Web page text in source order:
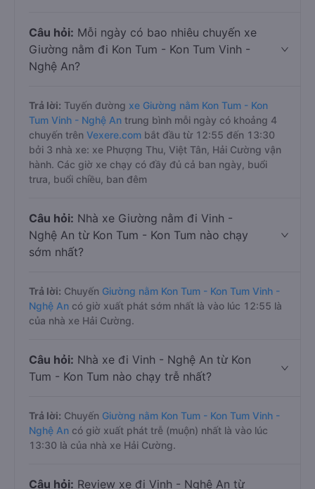
Câu hỏi: Mỗi ngày có bao nhiêu chuyến xe
Giường nằm đi Kon Tum - Kon Tum Vinh -
Nghệ An?
Trả lời: Tuyến đường xe Giường nằm Kon Tum - Kon
Tum Vinh - Nghệ An trung bình mỗi ngày có khoảng 4
chuyến trên Vexere.com bắt đầu từ 12:55 đến 13:30
bởi 3 nhà xe: xe Phượng Thu, Việt Tân, Hải Cường vận
hành. Các giờ xe chạy có đầy đủ cả ban ngày, buổi
trưa, buổi chiều, ban đêm
Câu hỏi: Nhà xe Giường nằm đi Vinh -
Nghệ An từ Kon Tum - Kon Tum nào chạy
sớm nhất?
Trả lời: Chuyến Giường nằm Kon Tum - Kon Tum Vinh -
Nghệ An có giờ xuất phát sớm nhất là vào lúc 12:55 là
của nhà xe Hải Cường.
Câu hỏi: Nhà xe đi Vinh - Nghệ An từ Kon
Tum - Kon Tum nào chạy trễ nhất?
Trả lời: Chuyến Giường nằm Kon Tum - Kon Tum Vinh -
Nghệ An có giờ xuất phát trễ (muộn) nhất là vào lúc
13:30 là của nhà xe Hải Cường.
Câu hỏi: Review xe đi Vinh - Nghệ An từ